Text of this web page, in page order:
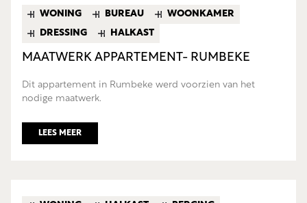
WONING BUREAU
WOONKAMER
DRESSING
HALKAST
MAATWERK APPARTEMENT- RUMBEKE
Dit appartement in Rumbeke werd voorzien van het
nodige maatwerk.
LEES MEER